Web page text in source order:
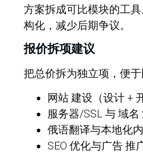
方案拆成可比模块的工
构化，减少后期争议。
报价拆项建议
把总价拆为独立项，便于
网站 建设（设计 +
服务器/SSL 与 域
俄语翻译与本地化
SEO 优化与广告 推